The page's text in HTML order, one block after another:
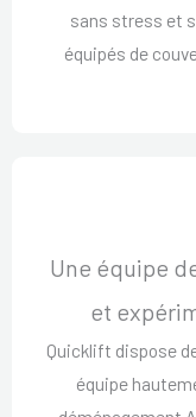
sans stress et
équipés de
Une équipe
et
Quicklift dispose
équipe